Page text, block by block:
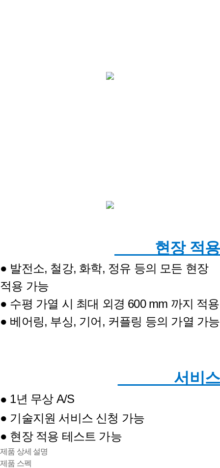
현장 적용
● 발전소, 철강, 화학, 정유 등의 모든 현장
적용 가능
● 수평 가열 시 최대 외경 600 mm 까지 적용
● 베어링, 부싱, 기어, 커플링 등의 가열 가능
서비스
● 1년 무상 A/S
● 기술지원 서비스 신청 가능
● 현장 적용 테스트 가능
제품 상세 설명
제품 스펙